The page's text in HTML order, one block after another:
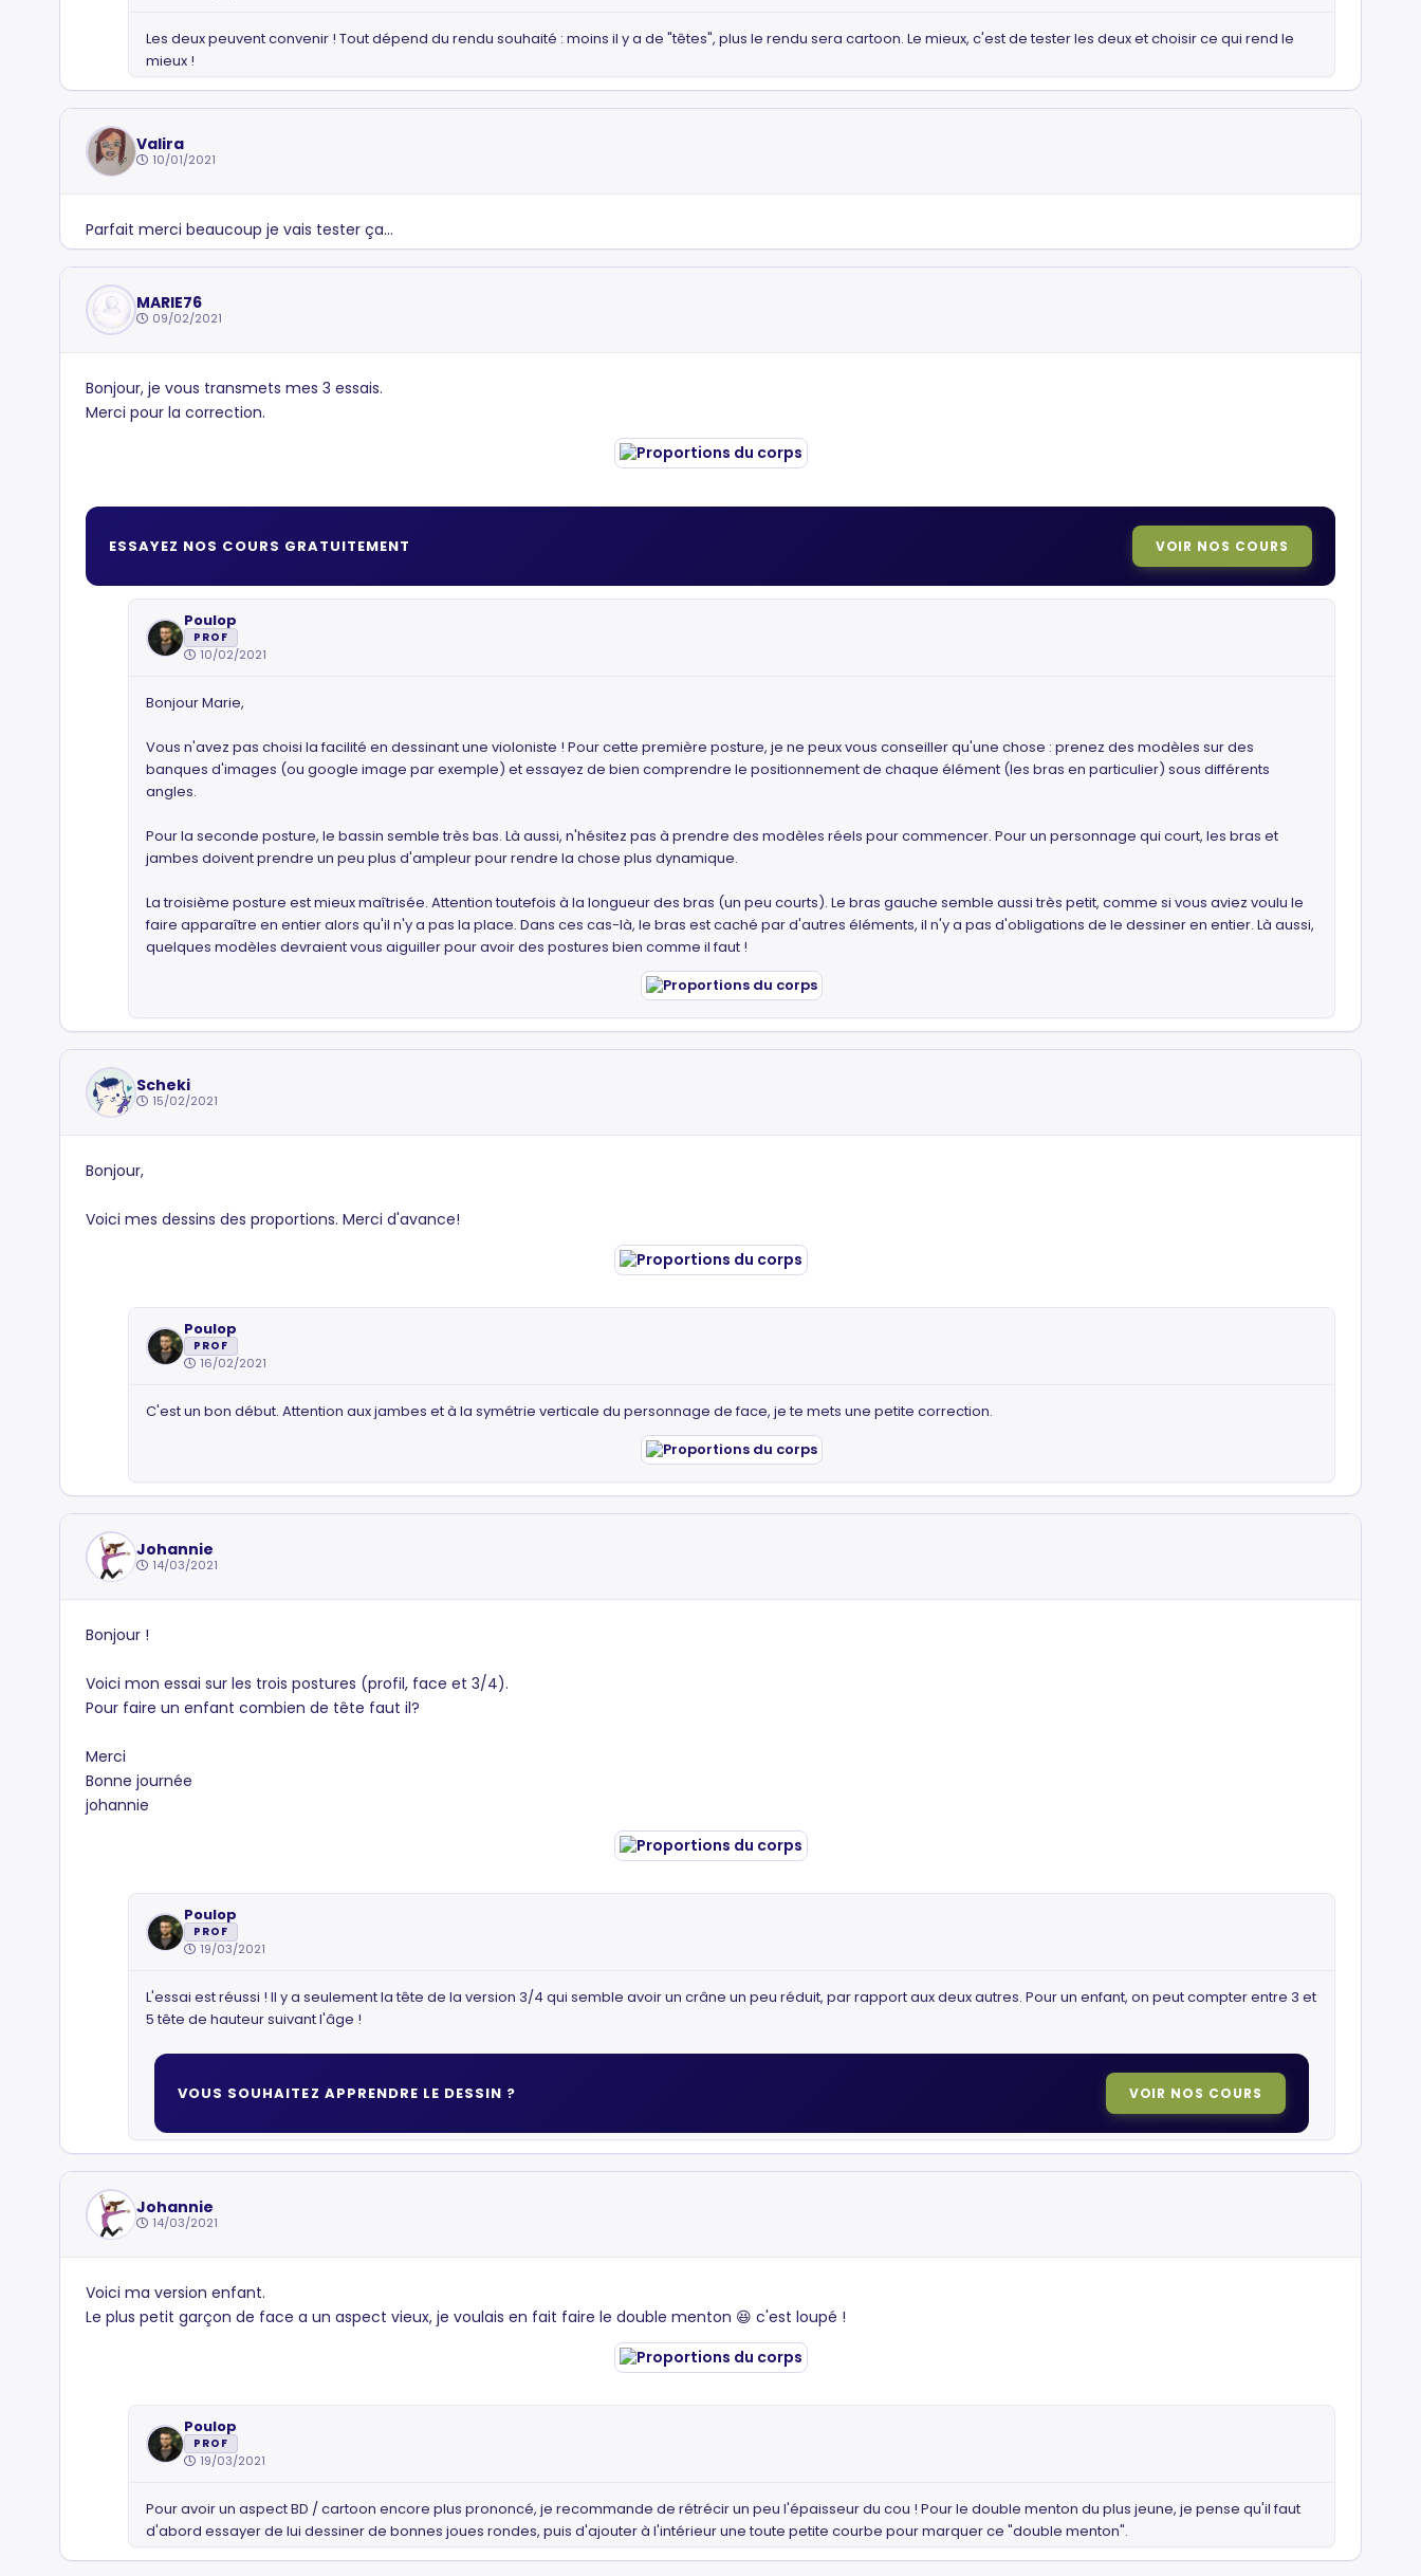
Les deux peuvent convenir ! Tout dépend du rendu souhaité : moins il y a de "têtes", plus le rendu sera cartoon. Le mieux, c'est de tester les deux et choisir ce qui rend le
mieux !
Valira
10/01/2021
Parfait merci beaucoup je vais tester ça...
MARIE76
09/02/2021
Bonjour, je vous transmets mes 3 essais.
Merci pour la correction.
ESSAYEZ NOS COURS GRATUITEMENT VOIR NOS COURS
Poulop
PROF
10/02/2021
Bonjour Marie,
Vous n'avez pas choisi la facilité en dessinant une violoniste ! Pour cette première posture, je ne peux vous conseiller qu'une chose : prenez des modèles sur des
banques d'images (ou google image par exemple) et essayez de bien comprendre le positionnement de chaque élément (les bras en particulier) sous différents
angles.
Pour la seconde posture, le bassin semble très bas. Là aussi, n'hésitez pas à prendre des modèles réels pour commencer. Pour un personnage qui court, les bras et
jambes doivent prendre un peu plus d'ampleur pour rendre la chose plus dynamique.
La troisième posture est mieux maîtrisée. Attention toutefois à la longueur des bras (un peu courts). Le bras gauche semble aussi très petit, comme si vous aviez voulu le
faire apparaître en entier alors qu'il n'y a pas la place. Dans ces cas-là, le bras est caché par d'autres éléments, il n'y a pas d'obligations de le dessiner en entier. Là aussi,
quelques modèles devraient vous aiguiller pour avoir des postures bien comme il faut !
Scheki
15/02/2021
Bonjour,
Voici mes dessins des proportions. Merci d'avance!
Poulop
PROF
16/02/2021
C'est un bon début. Attention aux jambes et à la symétrie verticale du personnage de face, je te mets une petite correction.
Johannie
14/03/2021
Bonjour !
Voici mon essai sur les trois postures (profil, face et 3/4).
Pour faire un enfant combien de tête faut il?
Merci
Bonne journée
johannie
Poulop
PROF
19/03/2021
L'essai est réussi ! Il y a seulement la tête de la version 3/4 qui semble avoir un crâne un peu réduit, par rapport aux deux autres. Pour un enfant, on peut compter entre 3 et
5 tête de hauteur suivant l'âge !
VOUS SOUHAITEZ APPRENDRE LE DESSIN ? VOIR NOS COURS
Johannie
14/03/2021
Voici ma version enfant.
Le plus petit garçon de face a un aspect vieux, je voulais en fait faire le double menton 😆 c'est loupé !
Poulop
PROF
19/03/2021
Pour avoir un aspect BD / cartoon encore plus prononcé, je recommande de rétrécir un peu l'épaisseur du cou ! Pour le double menton du plus jeune, je pense qu'il faut
d'abord essayer de lui dessiner de bonnes joues rondes, puis d'ajouter à l'intérieur une toute petite courbe pour marquer ce "double menton".